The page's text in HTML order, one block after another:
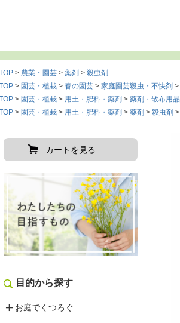
農業・園芸 薬剤
殺虫剤
園芸・植栽 春の園芸 家庭園芸殺虫・不快剤
園芸・植栽 用土・肥料・薬剤
薬剤・散布用品
園芸・植栽 用土・肥料・薬剤 薬剤 殺虫剤
カートを見る
目的から探す
お庭でくつろぐ